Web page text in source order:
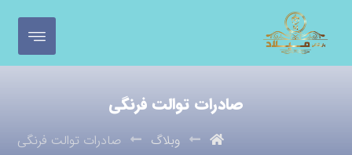
صادرات توالت فرنگی
وبلاگ صادرات توالت فرنگی